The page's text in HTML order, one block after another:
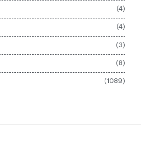
(4)
(4)
(3)
(8)
(1089)